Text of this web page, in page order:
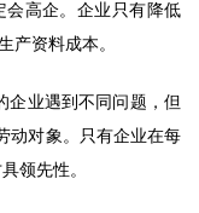
会高企。企业只有降低
产资料成本。
企业遇到不同问题，但
动对象。只有企业在每
领先性。